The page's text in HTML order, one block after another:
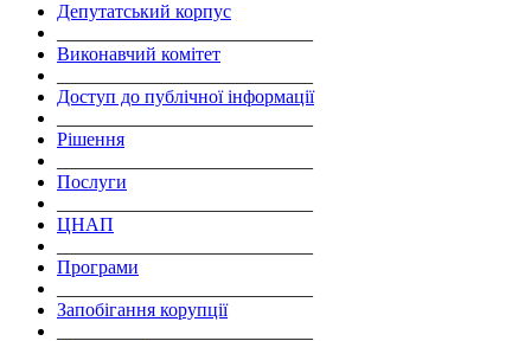
Депутатський корпус
Виконавчий комітет
Доступ до публічної інформації
Рішення
Послуги
ЦНАП
Програми
Запобігання корупції